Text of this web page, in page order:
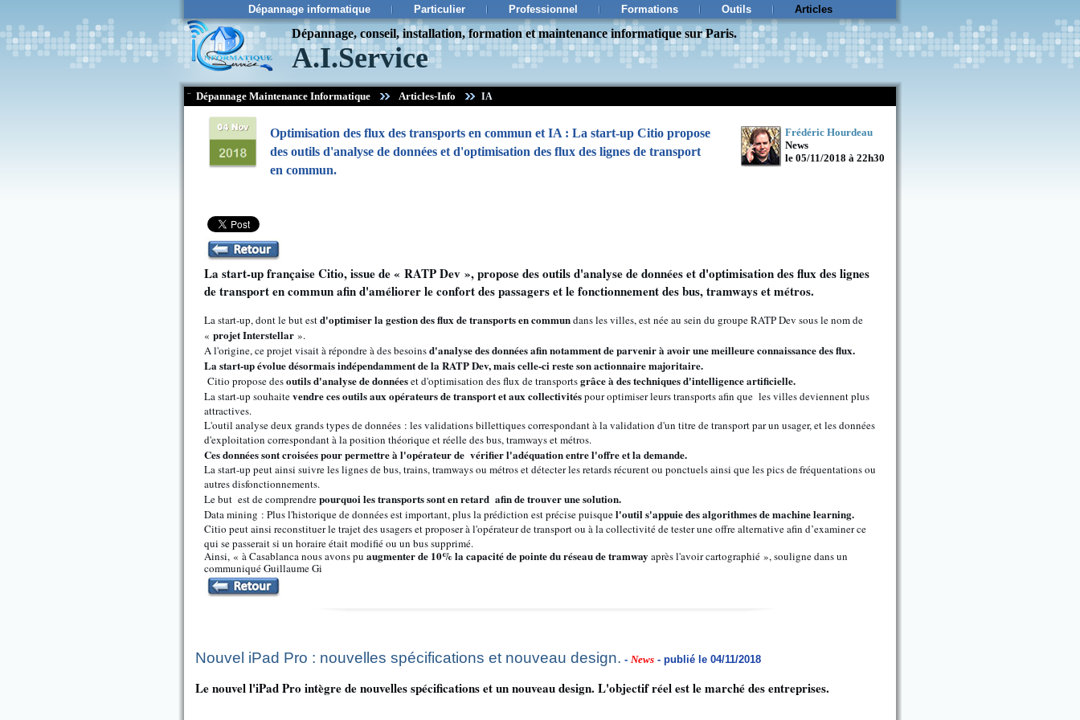
Dépannage informatique Particulier Professionnel Formations Outils Articles
Dépannage, conseil, installation, formation et maintenance informatique sur Paris.
A.I.Service
¨ Dépannage Maintenance Informatique Articles-Info IA
Optimisation des flux des transports en commun et IA : La start-up Citio propose
des outils d'analyse de données et d'optimisation des flux des lignes de transport
en commun.
Frédéric Hourdeau
News
le 05/11/2018 à 22h30
La start-up française Citio, issue de « RATP Dev », propose des outils d'analyse de données et d'optimisation des flux des lignes
de transport en commun afin d'améliorer le confort des passagers et le fonctionnement des bus, tramways et métros.
La start-up, dont le but estd'optimiser la gestion des flux de transports en commundans les villes, est née au sein du groupe RATP Dev sous le nom de
« projet Interstellar ».
A l'origine, ce projet visait à répondre à des besoinsd'analyse des données afin notamment de parvenir à avoir une meilleure connaissance des flux.
La start-up évolue désormais indépendamment de la RATP Dev, mais celle-ci reste son actionnaire majoritaire.
Citio propose desoutils d'analyse de donnéeset d'optimisation des flux de transportsgrâce à des techniques d'intelligence artificielle.
La start-up souhaitevendre ces outils aux opérateurs de transport et aux collectivitéspour optimiser leurs transports afin que les villes deviennent plus
attractives.
L'outil analyse deux grands types de données : les validations billettiques correspondant à la validation d'un titre de transport par un usager, et les données
d'exploitation correspondant à la position théorique et réelle des bus, tramways et métros.
Ces données sont croisées pour permettre à l'opérateur de vérifier l'adéquation entre l'offre et la demande.
La start-up peut ainsi suivre les lignes de bus, trains, tramways ou métros et détecter les retards récurent ou ponctuels ainsi que les pics de fréquentations ou
autres disfonctionnements.
Le but est de comprendrepourquoi les transports sont en retard afin de trouver une solution.
Data mining : Plus l'historique de données est important, plus la prédiction est précise puisquel'outil s'appuie des algorithmes de machine learning.
Citio peut ainsi reconstituer le trajet des usagers et proposer à l'opérateur de transport ou à la collectivité de tester une offre alternative afin d’examiner ce
qui se passerait si un horaire était modifié ou un bus supprimé.
Ainsi, « à Casablanca nous avons pu augmenter de 10% la capacité de pointe du réseau de tramway après l'avoir cartographié », souligne dans un
communiqué Guillaume Gi
Nouvel iPad Pro : nouvelles spécifications et nouveau design. - News - publié le 04/11/2018
Le nouvel l'iPad Pro intègre de nouvelles spécifications et un nouveau design. L'objectif réel est le marché des entreprises.